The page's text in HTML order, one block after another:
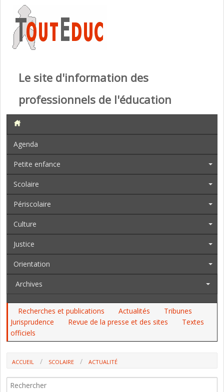
Le site d'information des
professionnels de l'éducation
Agenda
Petite enfance
Scolaire
Périscolaire
Culture
Justice
Orientation
Archives
Recherches et publications Actualités
Tribunes
Jurisprudence
Revue de la presse et des sites
Textes
officiels
ACCUEIL SCOLAIRE
ACTUALITÉ
(EXCLUSIF)